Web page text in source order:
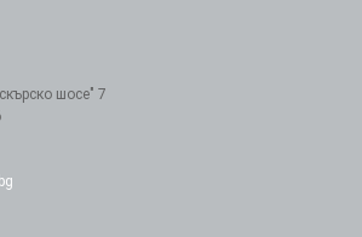
шосе" 7